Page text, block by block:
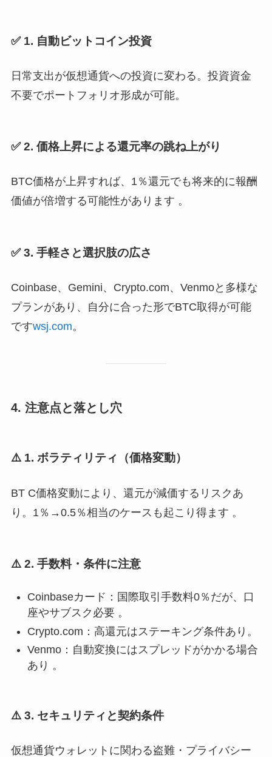
✅ 1. 自動ビットコイン投資
日常支出が仮想通貨への投資に変わる。投資資金
不要でポートフォリオ形成が可能。
✅ 2. 価格上昇による還元率の跳ね上がり
BTC価格が上昇すれば、1％還元でも将来的に報酬
価値が倍増する可能性があります 。
✅ 3. 手軽さと選択肢の広さ
Coinbase、Gemini、Crypto.com、Venmoと多様な
プランがあり、自分に合った形でBTC取得が可能
ですwsj.com。
4. 注意点と落とし穴
⚠️ 1. ボラティリティ（価格変動）
BT C価格変動により、還元が減価するリスクあ
り。1％→0.5％相当のケースも起こり得ます 。
⚠️ 2. 手数料・条件に注意
Coinbaseカード：国際取引手数料0％だが、口
座やサブスク必要 。
Crypto.com：高還元はステーキング条件あり。
Venmo：自動変換にはスプレッドがかかる場合
あり 。
⚠️ 3. セキュリティと契約条件
仮想通貨ウォレットに関わる盗難・プライバシー